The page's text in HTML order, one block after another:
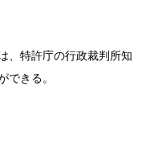
、特許庁の行政裁判所知
できる。